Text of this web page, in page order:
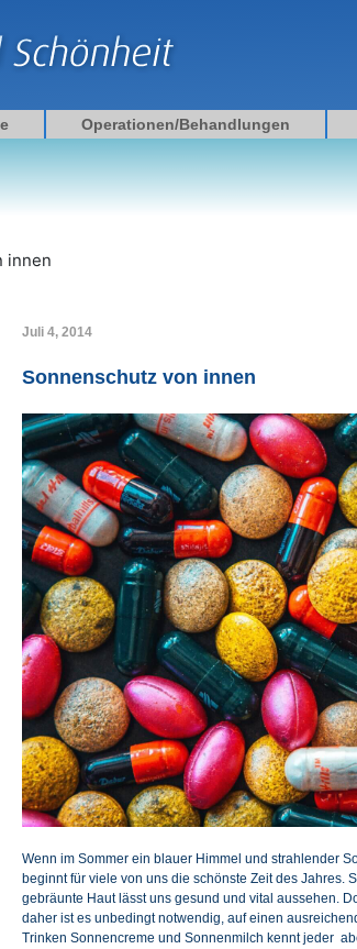
Operationen/Behandlungen
innen
Juli 4, 2014
Sonnenschutz von innen
Wenn im Sommer ein blauer Himmel und strahlender
beginnt für viele von uns die schönste Zeit des Jahres.
gebräunte Haut lässt uns gesund und vital aussehen.
daher ist es unbedingt notwendig, auf einen
Trinken Sonnencreme und Sonnenmilch kennt jeder 